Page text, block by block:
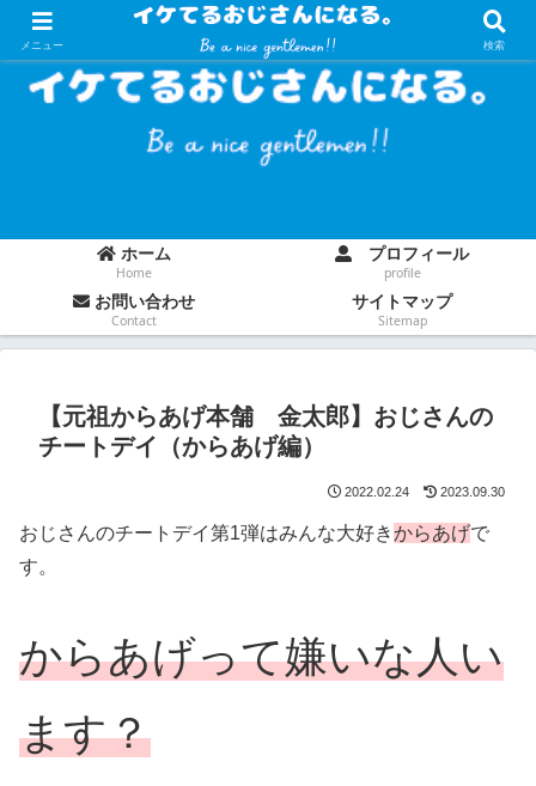
ホーム
Home
プロフィール
profile
お問い合わせ
Contact
サイトマップ
Sitemap
【元祖からあげ本舗 金太郎】おじさんの
チートデイ（からあげ編）
2022.02.24 2023.09.30
おじさんのチートデイ第1弾はみんな大好きからあげで
す。
からあげって嫌いな人い
ます？
メニュー 検索